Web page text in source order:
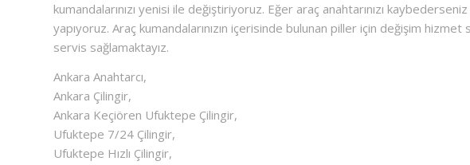
kumandalarınızı yenisi ile değiştiriyoruz. Eğer araç anahtarınızı
yapıyoruz. Araç kumandalarınızın içerisinde bulunan piller için değişim hizmet
servis sağlamaktayız.
Ankara Anahtarcı,
Ankara Çilingir,
Ankara Keçiören Ufuktepe Çilingir,
Ufuktepe 7/24 Çilingir,
Ufuktepe Hızlı Çilingir,